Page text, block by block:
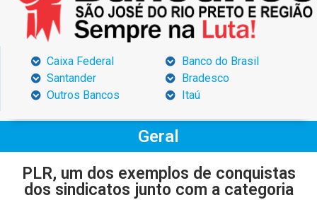
Caixa Federal
Santander
Outros Bancos
Banco do Brasil
Bradesco
Itaú
Geral
PLR, um dos exemplos de conquistas
dos sindicatos junto com a categoria